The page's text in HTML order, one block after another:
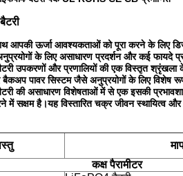
आपकी ऊर्जा आवश्यकताओं को पूरा करने के लिए
के लिए असाधारण प्रदर्शन और कई फायदे
उपकरणों और प्रणालियों की एक विस्तृत श्रृंखला के
पावर सिस्टम जैसे अनुप्रयोगों के लिए विशेष
की असाधारण विशेषताओं में से एक इसकी
में सक्षम है।यह विस्तारित चक्र जीवन स्थायित्व
कक्ष पैरामीटर